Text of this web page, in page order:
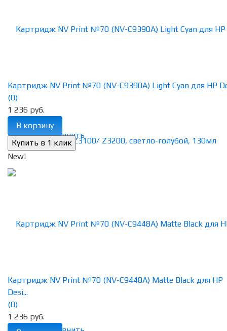
избранное сравнить
Картридж NV Print №70 (NV-C9390A) Light Cyan для HP
(0)
1 236 руб.
В корзину
New!
Картридж NV Print №70 (NV-C9448A) Matte Black для HP
Desi...
(0)
1 236 руб.